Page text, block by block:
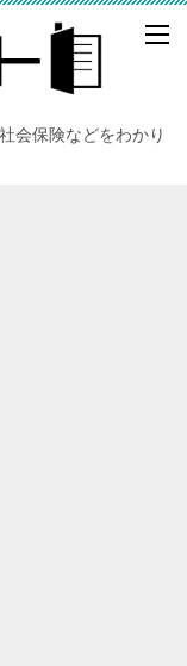
会保険などをわかり